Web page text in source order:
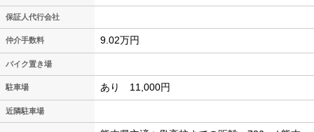
保証人代行会社
仲介手数料 9.02万円
バイク置き場
駐車場 あり 11,000円
近隣駐車場